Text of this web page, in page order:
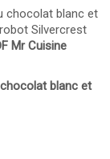
chocolat blanc et
Silvercrest
Mr Cuisine
blanc et